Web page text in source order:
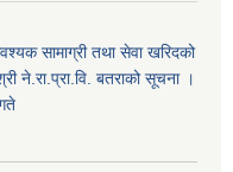
सामाग्री तथा सेवा खरिदको
ने.रा.प्रा.वि. बतराको सूचना ।